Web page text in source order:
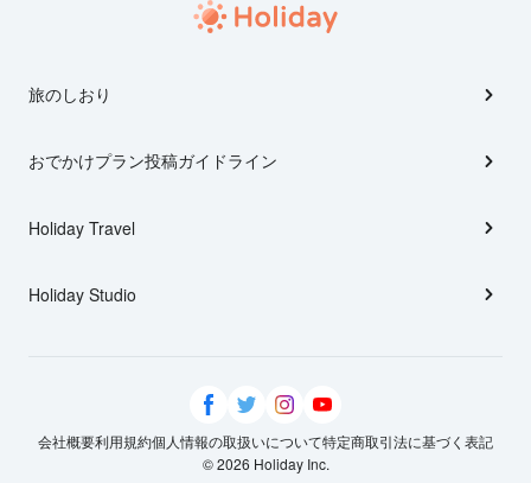
旅のしおり
おでかけプラン投稿ガイドライン
Holiday Travel
Holiday Studio
会社概要利用規約個人情報の取扱いについて特定商取引法に基づく表記
© 2026 Holiday Inc.